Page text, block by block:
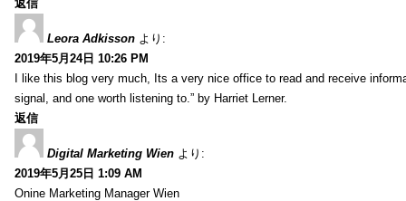
返信
Leora Adkisson より:
2019年5月24日 10:26 PM
I like this blog very much, Its a very nice office to read and receive
signal, and one worth listening to.” by Harriet Lerner.
返信
Digital Marketing Wien より:
2019年5月25日 1:09 AM
Onine Marketing Manager Wien